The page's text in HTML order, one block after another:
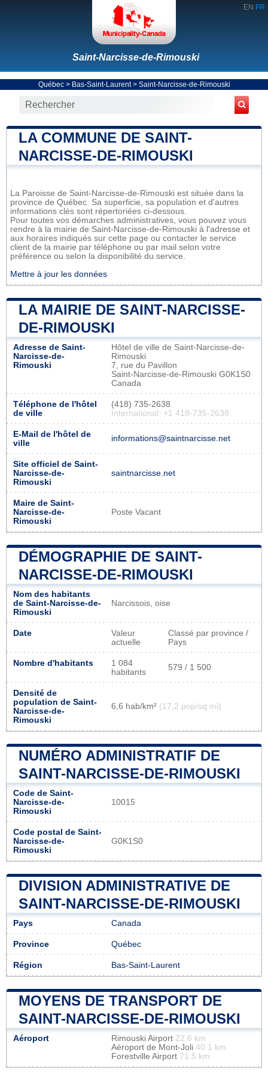
EN FR
Saint-Narcisse-de-Rimouski
Québec> Bas-Saint-Laurent> Saint-Narcisse-de-Rimouski
LA COMMUNE DE SAINT-
NARCISSE-DE-RIMOUSKI
La Paroisse de Saint-Narcisse-de-Rimouski est située dans la
province de Québec. Sa superficie, sa population et d'autres
informations clés sont répertoriées ci-dessous.
Pour toutes vos démarches administratives, vous pouvez vous
rendre à la mairie de Saint-Narcisse-de-Rimouski à l'adresse et
aux horaires indiqués sur cette page ou contacter le service
client de la mairie par téléphone ou par mail selon votre
préférence ou selon la disponibilité du service.
Mettre à jour les données
LA MAIRIE DE SAINT-NARCISSE-
DE-RIMOUSKI
Adresse de Saint-
Narcisse-de-
Rimouski
Hôtel de ville de Saint-Narcisse-de-
Rimouski
7, rue du Pavillon
Saint-Narcisse-de-Rimouski G0K1S0
Canada
Téléphone de l'hôtel
de ville
(418) 735-2638
International: +1 418-735-2638
E-Mail de l'hôtel de
ville
informations@saintnarcisse.net
Site officiel de Saint-
Narcisse-de-
Rimouski
saintnarcisse.net
Maire de Saint-
Narcisse-de-
Rimouski
Poste Vacant
DÉMOGRAPHIE DE SAINT-
NARCISSE-DE-RIMOUSKI
Nom des habitants
de Saint-Narcisse-de-
Rimouski
Narcissois, oise
Date
Valeur
actuelle
Classé par province /
Pays
Nombre d'habitants
1 084
habitants
579 / 1 500
Densité de
population de Saint-
Narcisse-de-
Rimouski
6,6 hab/km² (17,2 pop/sq mi)
NUMÉRO ADMINISTRATIF DE
SAINT-NARCISSE-DE-RIMOUSKI
Code de Saint-
Narcisse-de-
Rimouski
10015
Code postal de Saint-
Narcisse-de-
Rimouski
G0K1S0
DIVISION ADMINISTRATIVE DE
SAINT-NARCISSE-DE-RIMOUSKI
Pays Canada
Province Québec
Région Bas-Saint-Laurent
MOYENS DE TRANSPORT DE
SAINT-NARCISSE-DE-RIMOUSKI
Aéroport Rimouski Airport 22.6 km
Aéroport de Mont-Joli 40.1 km
Forestville Airport 71.5 km